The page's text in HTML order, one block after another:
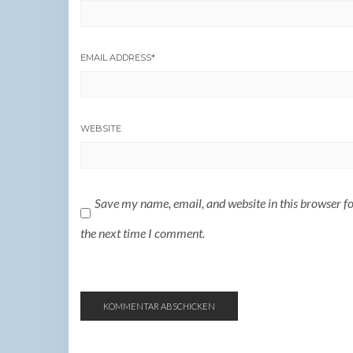
EMAIL ADDRESS*
WEBSITE
Save my name, email, and website in this browser
the next time I comment.